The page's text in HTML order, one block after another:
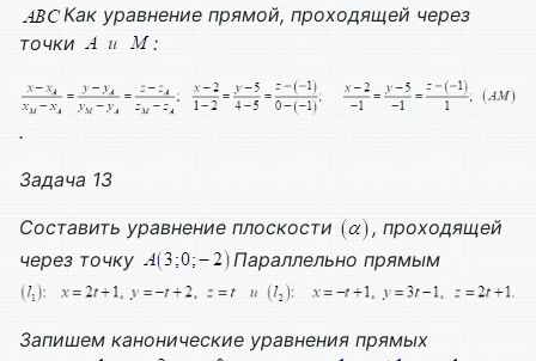
Как уравнение прямой, проходящей через
точки
:
.
Задача 13
Составить уравнение плоскости
, проходящей
через точку
Параллельно прямым
Запишем канонические уравнения прямых